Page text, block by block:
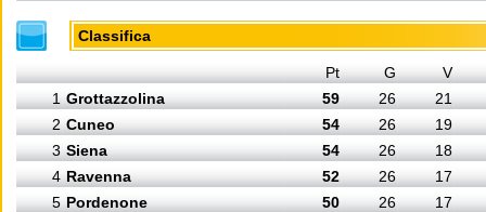
Classifica
Pt G
V
1 Grottazzolina 59 26
21
2 Cuneo 54 26
19
3 Siena 54 26
18
4 Ravenna 52 26
17
5 Pordenone 50 26
17